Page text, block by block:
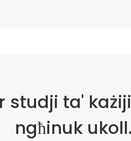
studji ta'
ngħinuk ukoll.